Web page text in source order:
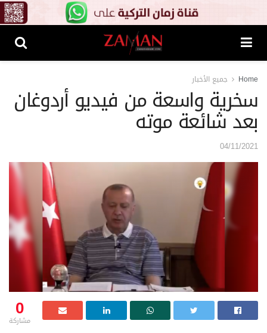
Home جميع الأخبار
سخرية واسعة من فيديو أردوغان
بعد شائعة موته
04/11/2021
0
مشاركة